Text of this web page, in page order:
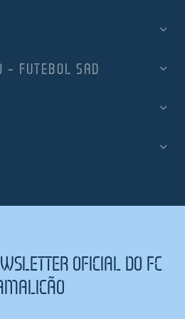
– FUTEBOL SAD
OFICIAL DO FC